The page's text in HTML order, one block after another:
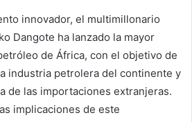
innovador, el multimillonario
Dangote ha lanzado la mayor
de África, con el objetivo de
industria petrolera del continente y
de las importaciones extranjeras.
implicaciones de este